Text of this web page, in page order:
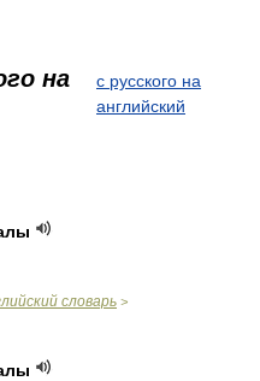
на
с русского на
английский
словарь >